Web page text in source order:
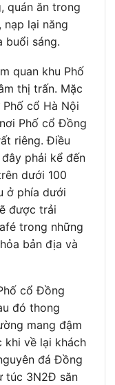
quán ăn trong
lại năng
buổi sáng.
quan khu Phố
thị trấn. Mặc
cổ Hà Nội
Phố cổ Đồng
riêng. Điều
phải kể đến
dưới 100
ở phía dưới
được trải
trong những
bản địa và
cổ Đồng
đó thong
mang đậm
khi về lại khách
đá Đồng
túc 3N2Đ săn